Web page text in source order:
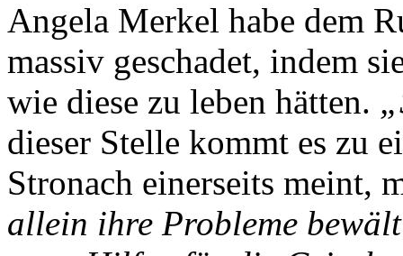
Angela Merkel habe dem
massiv geschadet, indem
wie diese zu leben hätten.
dieser Stelle kommt es zu
Stronach einerseits meint,
allein ihre Probleme